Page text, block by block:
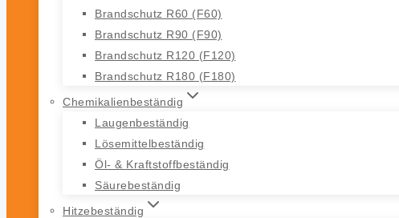
Brandschutz R60 (F60)
Brandschutz R90 (F90)
Brandschutz R120 (F120)
Brandschutz R180 (F180)
Chemikalienbeständig
Laugenbeständig
Lösemittelbeständig
Öl- & Kraftstoffbeständig
Säurebeständig
Hitzebeständig